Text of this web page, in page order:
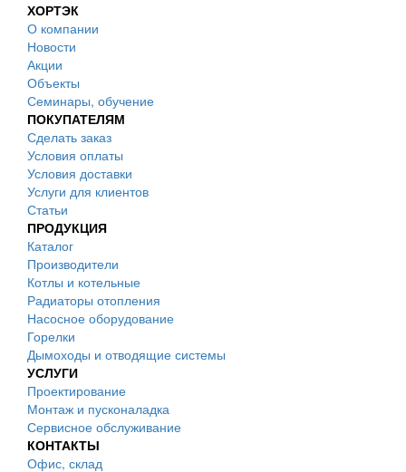
ХОРТЭК
О компании
Новости
Акции
Объекты
Семинары, обучение
ПОКУПАТЕЛЯМ
Сделать заказ
Условия оплаты
Условия доставки
Услуги для клиентов
Статьи
ПРОДУКЦИЯ
Каталог
Производители
Котлы и котельные
Радиаторы отопления
Насосное оборудование
Горелки
Дымоходы и отводящие системы
УСЛУГИ
Проектирование
Монтаж и пусконаладка
Сервисное обслуживание
КОНТАКТЫ
Офис, склад